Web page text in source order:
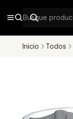
Inicio Todos